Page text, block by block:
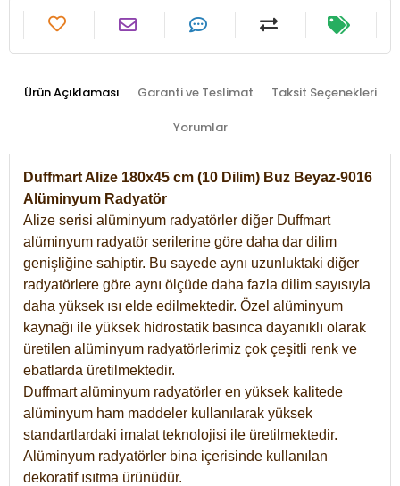
Ürün Açıklaması Garanti ve Teslimat Taksit Seçenekleri
Yorumlar
Duffmart Alize 180x45 cm (10 Dilim) Buz Beyaz-9016
Alüminyum Radyatör
Alize serisi alüminyum radyatörler diğer Duffmart
alüminyum radyatör serilerine göre daha dar dilim
genişliğine sahiptir. Bu sayede aynı uzunluktaki diğer
radyatörlere göre aynı ölçüde daha fazla dilim sayısıyla
daha yüksek ısı elde edilmektedir. Özel alüminyum
kaynağı ile yüksek hidrostatik basınca dayanıklı olarak
üretilen alüminyum radyatörlerimiz çok çeşitli renk ve
ebatlarda üretilmektedir.
Duffmart alüminyum radyatörler en yüksek kalitede
alüminyum ham maddeler kullanılarak yüksek
standartlardaki imalat teknolojisi ile üretilmektedir.
Alüminyum radyatörler bina içerisinde kullanılan
dekoratif ısıtma ürünüdür.